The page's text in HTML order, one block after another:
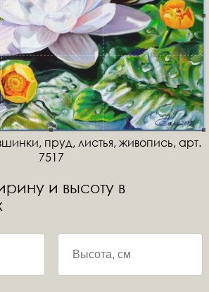
пруд, листья, живопись, арт.
7517
и высоту в